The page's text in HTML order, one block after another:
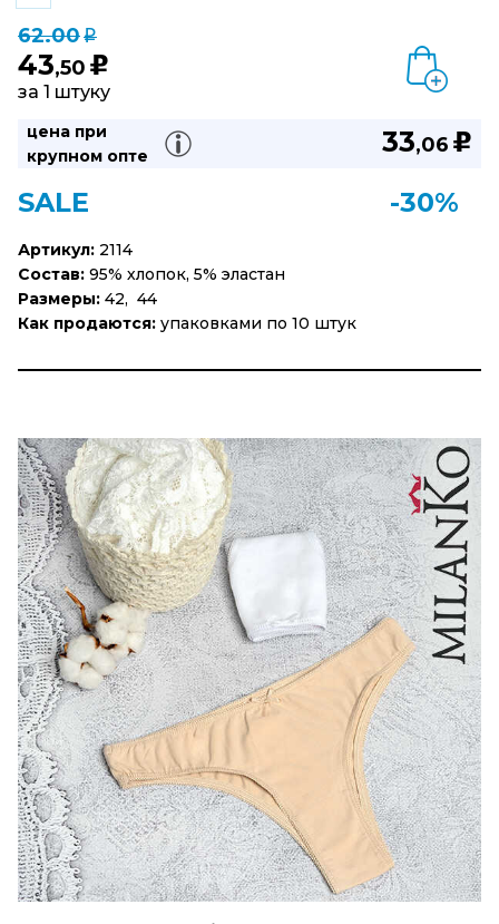
62.00q
43,50 u
за 1 штуку
цена при
крупном опте
33,06 u
SALE -30%
Артикул: 2114
Состав: 95% хлопок, 5% эластан
Размеры: 42, 44
Как продаются: упаковками по 10 штук